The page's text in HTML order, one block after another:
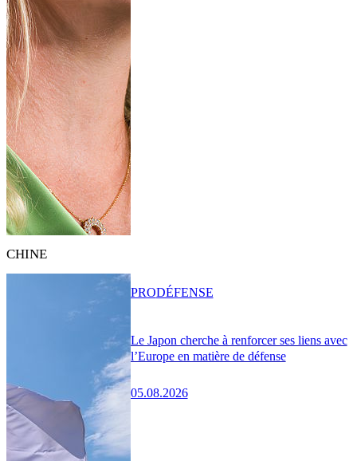
CHINE
Le Japon cherche à renforcer ses liens avec
l’Europe en matière de défense
05.08.2026
PRODÉFENSE